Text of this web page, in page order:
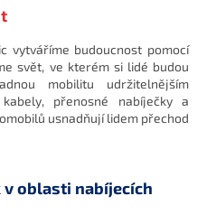
vytváříme budoucnost pomocí
svět, ve kterém si lidé budou
mobilitu udržitelnějším
přenosné nabíječky a
usnadňují lidem přechod
oblasti nabíjecích